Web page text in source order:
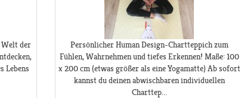
der
Lebens
Persönlicher Human Design-Chartteppich zum
Fühlen, Wahrnehmen und tiefes Erkennen! Maße: 100
x 200 cm (etwas größer als eine Yogamatte) Ab sofort
kannst du deinen abwischbaren individuellen
Charttep...